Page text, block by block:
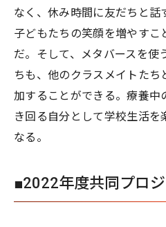
なく、休み時間に友だちと話
子どもたちの笑顔を増やすこ
だ。そして、メタバースを使
ちも、他のクラスメイトた
加することができる。療養中
き回る自分として学校生活
なる。
■2022年度共同プロ